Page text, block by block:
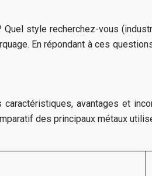
style recherchez-vous
En répondant à ces
avantages et
des principaux métaux